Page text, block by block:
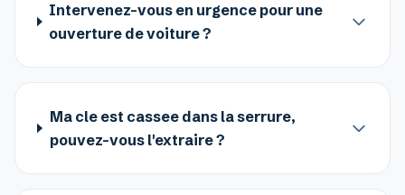
Intervenez-vous en urgence pour une
ouverture de voiture ?
Ma cle est cassee dans la serrure,
pouvez-vous l'extraire ?